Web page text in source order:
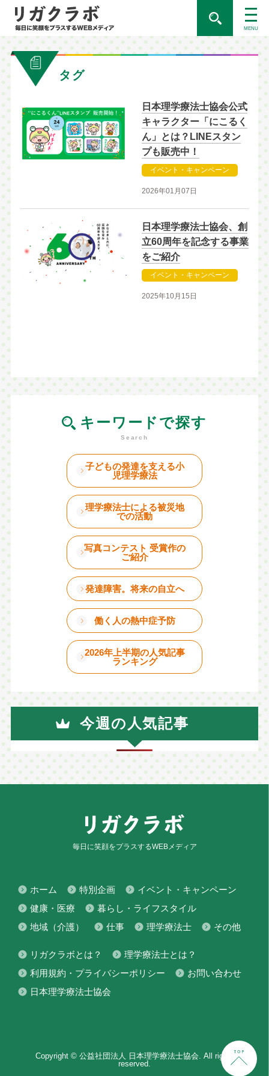
MENU
タグ
日本理学療法士協会公式
キャラクター「にこるく
ん」とは？LINEスタン
プも販売中！
イベント・キャンペーン
2026年01月07日
日本理学療法士協会、創
立60周年を記念する事業
をご紹介
イベント・キャンペーン
2025年10月15日
キーワードで探す
子どもの発達を支える小
児理学療法
理学療法士による被災地
での活動
写真コンテスト 受賞作の
ご紹介
発達障害。将来の自立へ
働く人の熱中症予防
2026年上半期の人気記事
ランキング
今週の人気記事
毎日に笑顔をプラスするWEBメディア
ホーム 特別企画
イベント・キャンペーン
健康・医療
暮らし・ライフスタイル
地域（介護）
仕事 理学療法士 その他
リガクラボとは？
理学療法士とは？
利用規約・プライバシーポリシー
お問い合わせ
日本理学療法士協会
Copyright © 公益社団法人 日本理学療法士協会. All rights
reserved.